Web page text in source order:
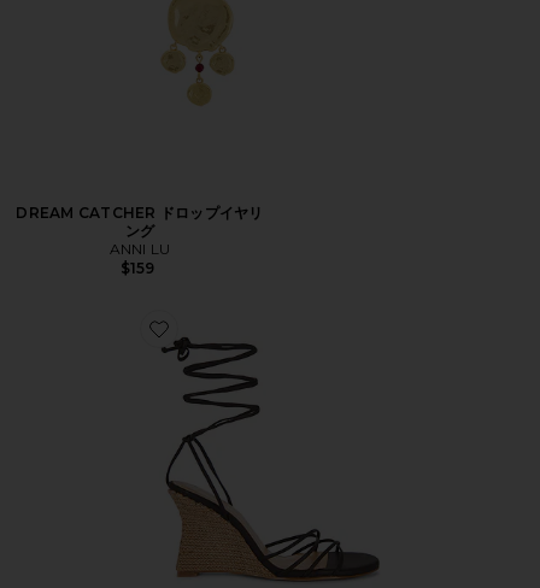
DREAM CATCHER ドロップイヤリ
ング
ANNI LU
$159
Favorite NAYLA サンダル